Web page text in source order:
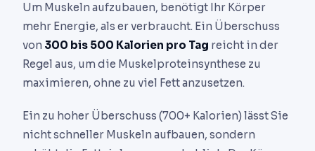
Um Muskeln aufzubauen, benötigt Ihr Körper
mehr Energie, als er verbraucht. Ein Überschuss
von 300 bis 500 Kalorien pro Tag reicht in der
Regel aus, um die Muskelproteinsynthese zu
maximieren, ohne zu viel Fett anzusetzen.
Ein zu hoher Überschuss (700+ Kalorien) lässt Sie
nicht schneller Muskeln aufbauen, sondern